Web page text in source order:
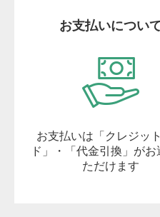
お支払いについ
お支払いは「クレジッ
ド」・「代金引換」がお
ただけます